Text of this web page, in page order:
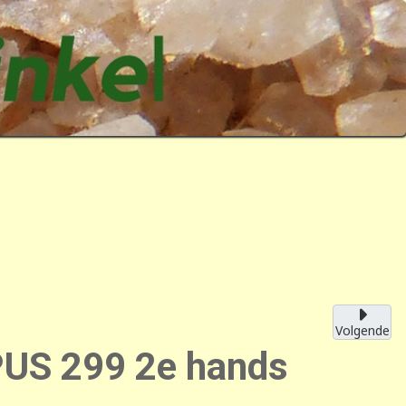
Volgende
299 2e hands